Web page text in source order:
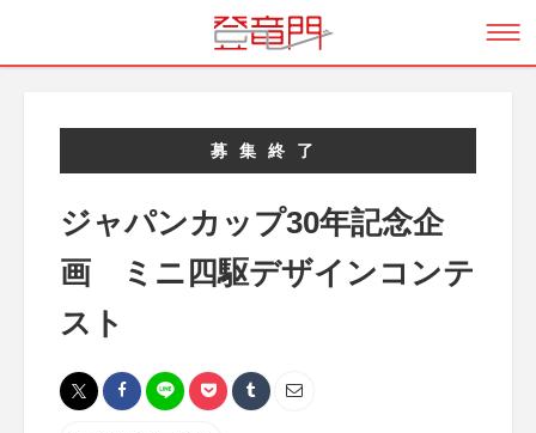
募集終了
ジャパンカップ30年記念企
画 ミニ四駆デザインコンテ
スト